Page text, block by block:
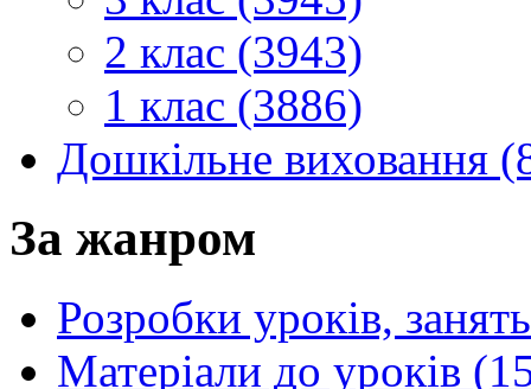
2 клас (3943)
1 клас (3886)
Дошкільне виховання
За жанром
Розробки уроків,
Матеріали до уроків